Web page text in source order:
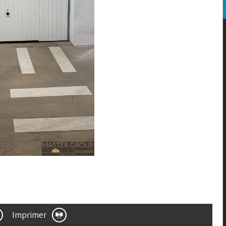
Imprimer